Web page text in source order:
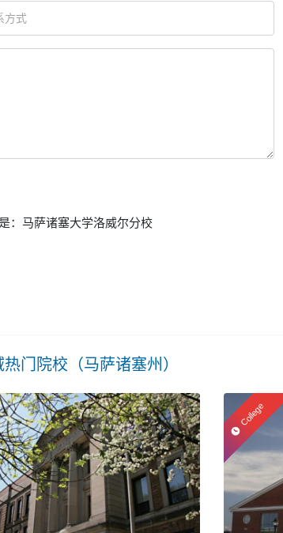
：马萨诸塞大学洛威尔分校
热门院校（马萨诸塞州）
College